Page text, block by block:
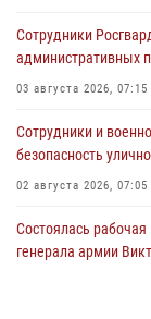
Сотрудники
административных
03 августа 2026, 07:15
Сотрудники и
безопасность
02 августа 2026, 07:05
Состоялась
генерала армии